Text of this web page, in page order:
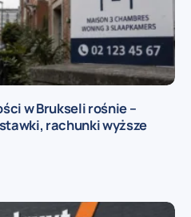
w Brukseli rośnie –
rachunki wyższe